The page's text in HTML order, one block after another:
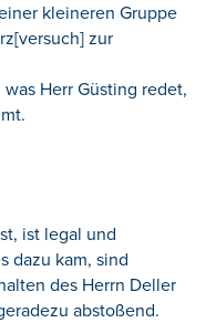
kleineren Gruppe
zur
Herr Güsting redet,
ist legal und
dazu kam, sind
des Herrn Deller
abstoßend.